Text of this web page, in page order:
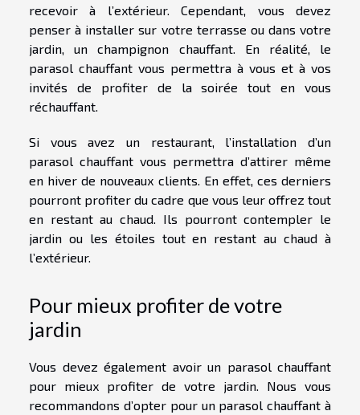
recevoir à l’extérieur. Cependant, vous devez
penser à installer sur votre terrasse ou dans votre
jardin, un champignon chauffant. En réalité, le
parasol chauffant vous permettra à vous et à vos
invités de profiter de la soirée tout en vous
réchauffant.
Si vous avez un restaurant, l’installation d’un
parasol chauffant vous permettra d’attirer même
en hiver de nouveaux clients. En effet, ces derniers
pourront profiter du cadre que vous leur offrez tout
en restant au chaud. Ils pourront contempler le
jardin ou les étoiles tout en restant au chaud à
l’extérieur.
Pour mieux profiter de votre
jardin
Vous devez également avoir un parasol chauffant
pour mieux profiter de votre jardin. Nous vous
recommandons d’opter pour un parasol chauffant à